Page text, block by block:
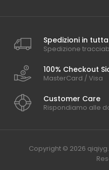
Spedizioni in
Spedizione
100% Checkout
MasterCard / Visa
Customer Care
Rispondiamo alle
Copyright © 2026